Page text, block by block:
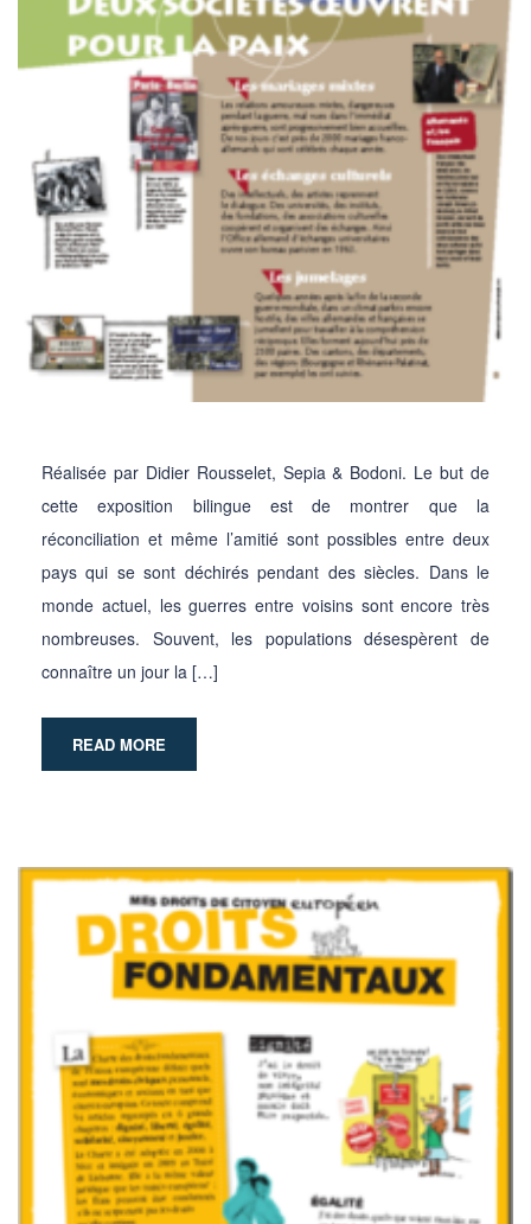
Réalisée par Didier Rousselet, Sepia & Bodoni. Le but de
cette exposition bilingue est de montrer que la
réconciliation et même l’amitié sont possibles entre deux
pays qui se sont déchirés pendant des siècles. Dans le
monde actuel, les guerres entre voisins sont encore très
nombreuses. Souvent, les populations désespèrent de
connaître un jour la […]
READ MORE